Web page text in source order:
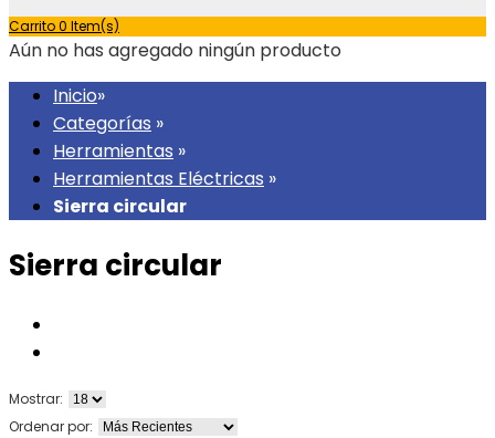
Carrito0 Item(s)
Aún no has agregado ningún producto
Inicio»
Categorías »
Herramientas »
Herramientas Eléctricas »
Sierra circular
Sierra circular
Mostrar:
Ordenar por: